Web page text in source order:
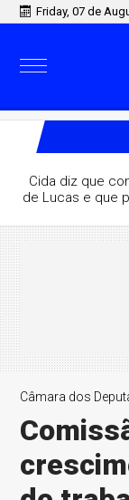
Friday, 07 de
Cida diz que
de Lucas e que
Câmara dos